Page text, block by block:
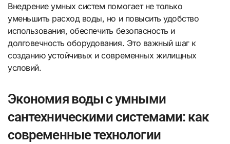
Внедрение умных систем помогает не только
уменьшить расход воды, но и повысить удобство
использования, обеспечить безопасность и
долговечность оборудования. Это важный шаг к
созданию устойчивых и современных жилищных
условий.
Экономия воды с умными
сантехническими системами: как
современные технологии